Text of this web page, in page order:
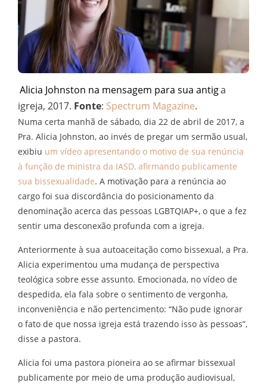
Alicia Johnston na mensagem para sua antiga
igreja, 2017. Fonte: Spectrum Magazine.
Numa certa manhã de sábado, dia 22 de abril de 2017, a
Pra. Alicia Johnston, ao invés de pregar um sermão usual,
exibiu um vídeo apresentando o motivo de sua renúncia
à função de ministra da IASD, afirmando publicamente
sua bissexualidade. A motivação para a renúncia ao
cargo foi sua discordância do posicionamento da
denominação acerca das pessoas LGBTQIAP+, o que a fez
sentir uma desconexão profunda com a igreja.
Anteriormente à sua autoaceitação como bissexual, a Pra.
Alicia experimentou uma mudança de perspectiva
teológica sobre esse assunto. Emocionada, no vídeo de
despedida, ela fala sobre o sentimento de vergonha,
inconveniência e não pertencimento: “Não pude ignorar
o fato de que nossa igreja está trazendo isso às pessoas”,
disse a pastora.
Alicia foi uma pastora pioneira ao se afirmar bissexual
publicamente por meio de uma produção audiovisual,